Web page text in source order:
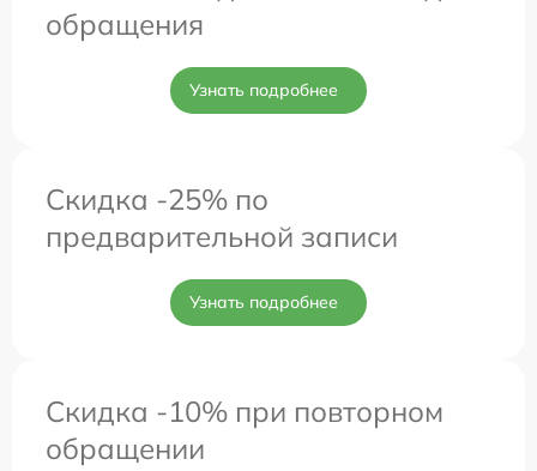
обращения
Узнать подробнее
Скидка -25% по
предварительной записи
Узнать подробнее
Скидка -10% при повторном
обращении